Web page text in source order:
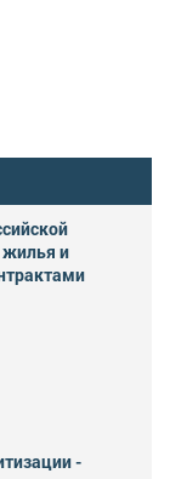
и
-